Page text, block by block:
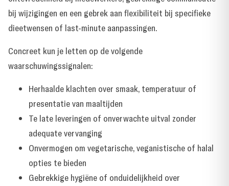
bij wijzigingen en een gebrek aan flexibiliteit bij specifieke
dieetwensen of last-minute aanpassingen.
Concreet kun je letten op de volgende
waarschuwingssignalen:
Herhaalde klachten over smaak, temperatuur of
presentatie van maaltijden
Te late leveringen of onverwachte uitval zonder
adequate vervanging
Onvermogen om vegetarische, veganistische of halal
opties te bieden
Gebrekkige hygiëne of onduidelijkheid over